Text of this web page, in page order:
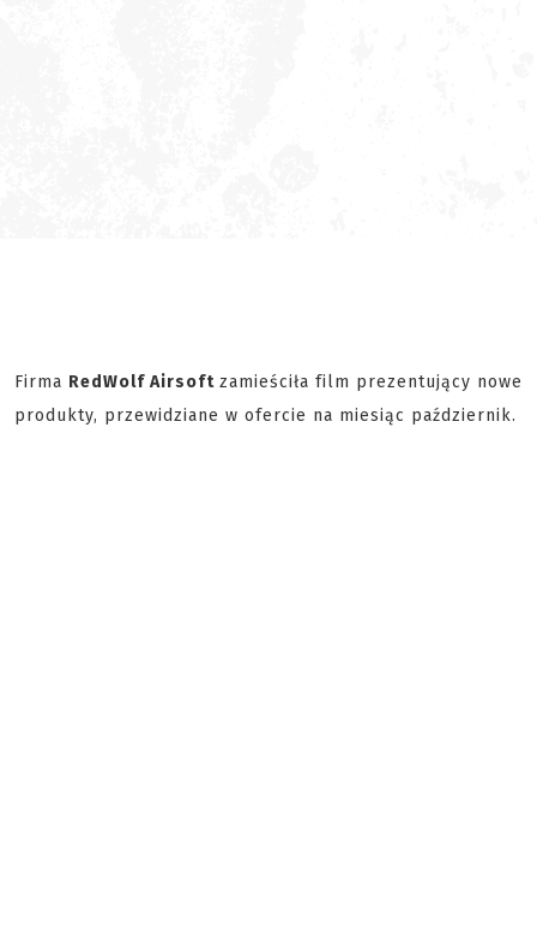
Firma RedWolf Airsoft zamieściła film prezentujący nowe
produkty, przewidziane w ofercie na miesiąc październik.